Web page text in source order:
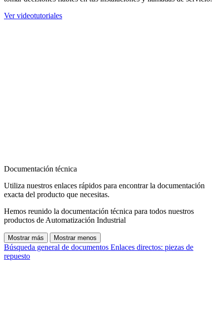
Ver videotutoriales
Documentación técnica
Utiliza nuestros enlaces rápidos para encontrar la documentación
exacta del producto que necesitas.
Hemos reunido la documentación técnica para todos nuestros
productos de Automatización Industrial
Mostrar más Mostrar menos
Búsqueda general de documentos Enlaces directos: piezas de
repuesto